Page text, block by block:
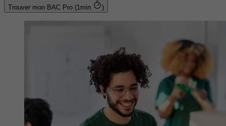
Trouver mon BAC Pro (1min )